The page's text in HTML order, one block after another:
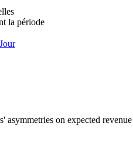
la période
Jour
asymmetries on expected